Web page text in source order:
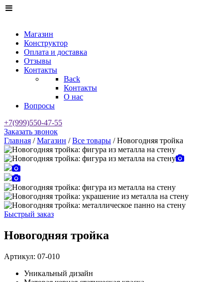
Магазин
Конструктор
Оплата и доставка
Отзывы
Контакты
Back
Контакты
О нас
Вопросы
+7(999)550-47-55
Заказать звонок
Главная /Магазин /Все товары / Новогодняя тройка
Быстрый заказ
Новогодняя тройка
Артикул: 07-010
Уникальный дизайн